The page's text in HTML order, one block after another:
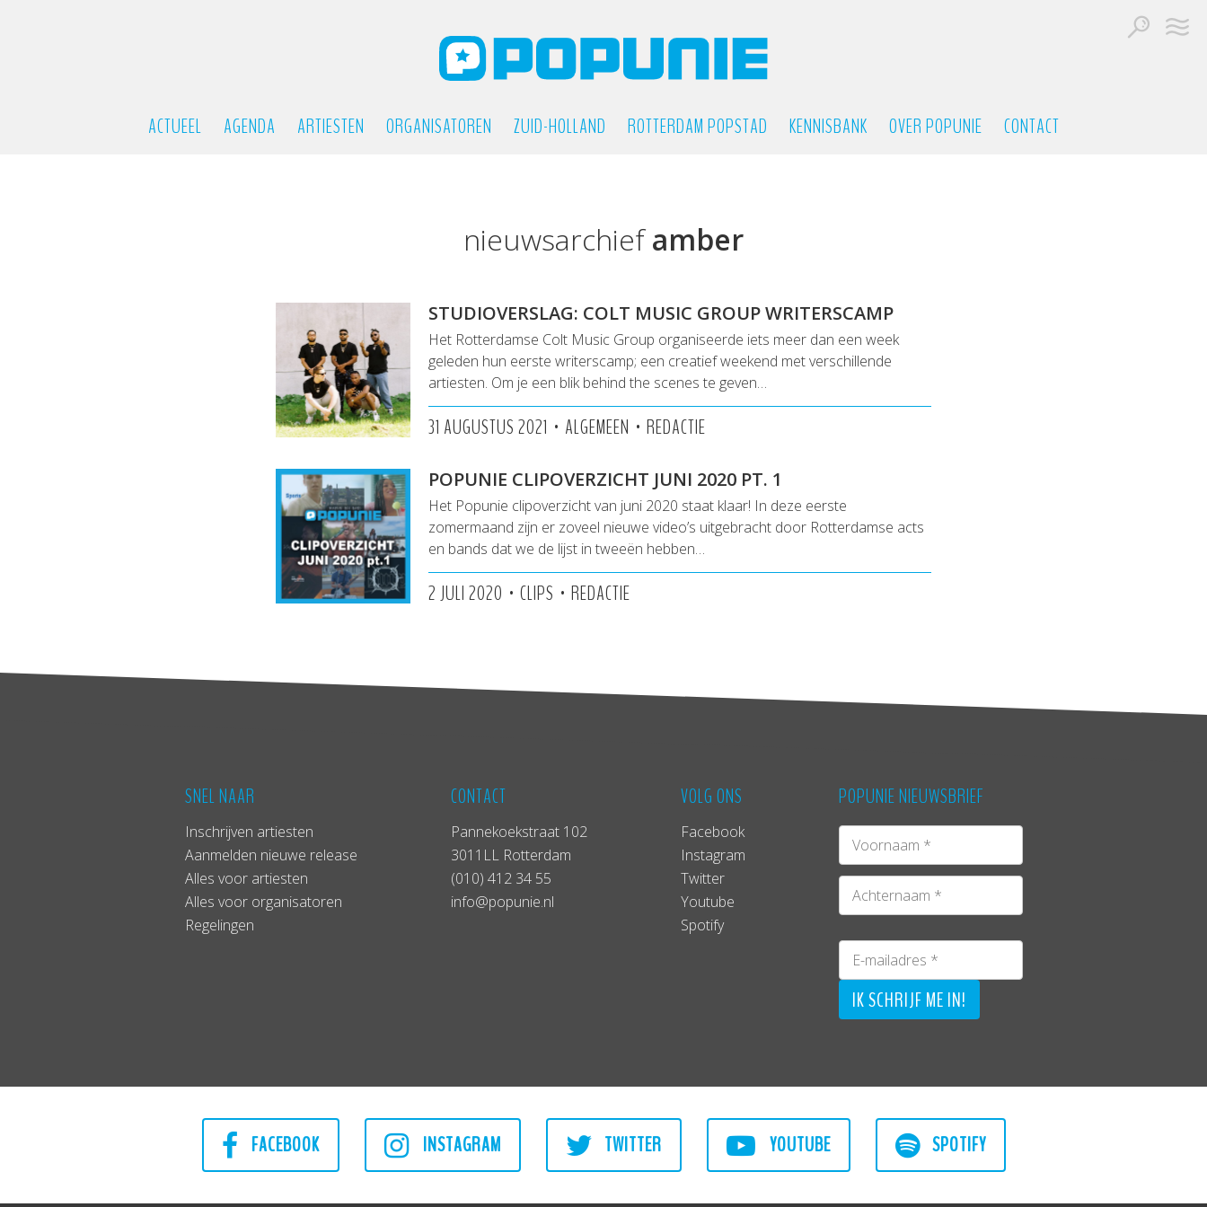
ACTUEEL AGENDA ARTIESTEN ORGANISATOREN ZUID-HOLLAND ROTTERDAM POPSTAD KENNISBANK OVER POPUNIE CONTACT
nieuwsarchiefamber
STUDIOVERSLAG: COLT MUSIC GROUP WRITERSCAMP
Het Rotterdamse Colt Music Group organiseerde iets meer dan een week
geleden hun eerste writerscamp; een creatief weekend met verschillende
artiesten. Om je een blik behind the scenes te geven…
31 AUGUSTUS 2021 • ALGEMEEN • REDACTIE
POPUNIE CLIPOVERZICHT JUNI 2020 PT. 1
Het Popunie clipoverzicht van juni 2020 staat klaar! In deze eerste
zomermaand zijn er zoveel nieuwe video’s uitgebracht door Rotterdamse acts
en bands dat we de lijst in tweeën hebben…
2 JULI 2020 • CLIPS • REDACTIE
SNEL NAAR
Inschrijven artiesten
Aanmelden nieuwe release
Alles voor artiesten
Alles voor organisatoren
Regelingen
CONTACT
Pannekoekstraat 102
3011LL Rotterdam
(010) 412 34 55
info@popunie.nl
VOLG ONS
Facebook
Instagram
Twitter
Youtube
Spotify
POPUNIE NIEUWSBRIEF
FACEBOOK INSTAGRAM TWITTER YOUTUBE SPOTIFY